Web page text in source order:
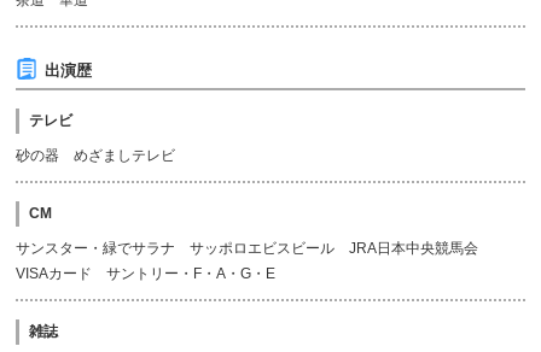
出演歴
テレビ
砂の器 めざましテレビ
CM
サンスター・緑でサラナ サッポロエビスビール JRA日本中央競馬会
VISAカード サントリー・F・A・G・E
雑誌